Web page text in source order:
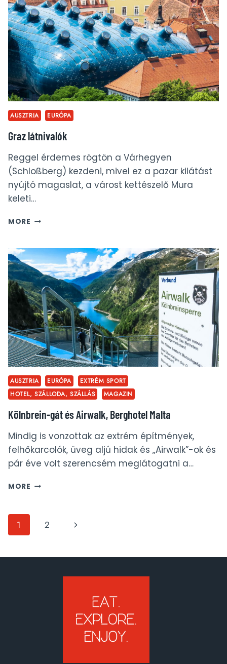
AUSZTRIA EURÓPA
Graz látnivalók
Reggel érdemes rögtön a Várhegyen
(Schloßberg) kezdeni, mivel ez a pazar kilátást
nyújtó magaslat, a várost kettészelő Mura
keleti…
MORE GRAZ
AUSZTRIA EURÓPA
EXTRÉM SPORT
HOTEL, SZÁLLODA, SZÁLLÁS
MAGAZIN
Kölnbrein-gát és Airwalk, Berghotel Malta
Mindig is vonzottak az extrém építmények,
felhőkarcolók, üveg aljú hidak és „Airwalk”-ok és
pár éve volt szerencsém meglátogatni a…
MORE KÖLNBREIN-
BERGHOTEL
Page
1 2
Next